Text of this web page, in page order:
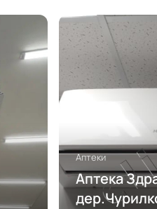
Аптеки
Аптека